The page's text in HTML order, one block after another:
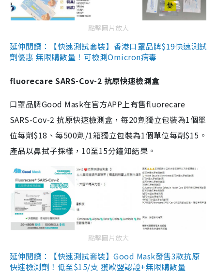
點擊圖片放大
延伸閱讀：【快速測試套裝】香港口罩品牌$19快速測試
劑優惠 無限購數量！可檢測Omicron病毒
fluorecare SARS-Cov-2 抗原快速檢測盒
口罩品牌Good Mask在官方APP上有售fluorecare
SARS-Cov-2 抗原快速檢測盒，每20劑獨立包裝為1個單
位每劑$18、每500劑/1箱獨立包裝為1個單位每劑$15。
產品以鼻拭子採樣，10至15分鐘知結果。
點擊圖片放大
延伸閱讀：【快速測試套裝】Good Mask發售3款抗原
快速檢測劑！低至$15/支 獲歐盟認證+無限購數量